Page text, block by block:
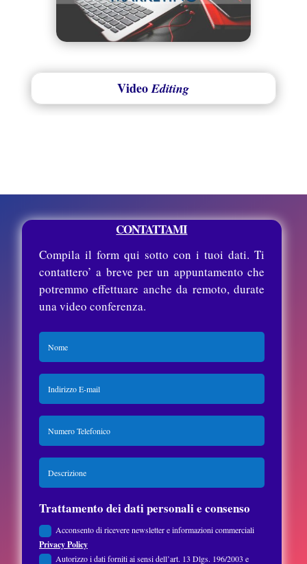
VideoEditing
CONTATTAMI
Compila il form qui sotto con i tuoi dati. Ti
contattero’ a breve per un appuntamento che
potremmo effettuare anche da remoto, durate
una video conferenza.
Trattamento dei dati personali e consenso
Acconsento di ricevere newsletter e informazioni commerciali
Privacy Policy
Autorizzo i dati forniti ai sensi dell’art. 13 Dlgs. 196/2003 e